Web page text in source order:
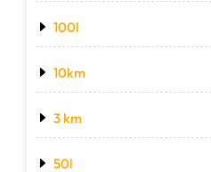
100l
10km
3 km
50l